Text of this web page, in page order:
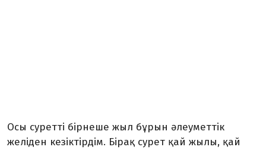
Осы суретті бірнеше жыл бұрын әлеуметтік
желіден кезіктірдім. Бірақ сурет қай жылы, қай